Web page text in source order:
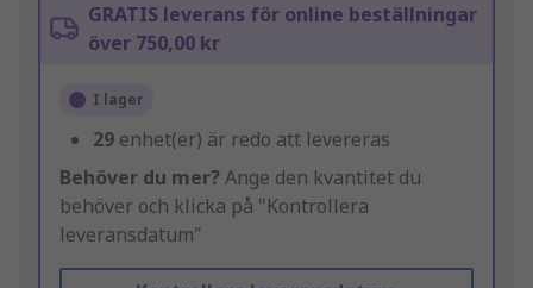
GRATIS leverans för online beställningar
över 750,00 kr
I lager
29 enhet(er) är redo att levereras
Behöver du mer? Ange den kvantitet du
behöver och klicka på "Kontrollera
leveransdatum"